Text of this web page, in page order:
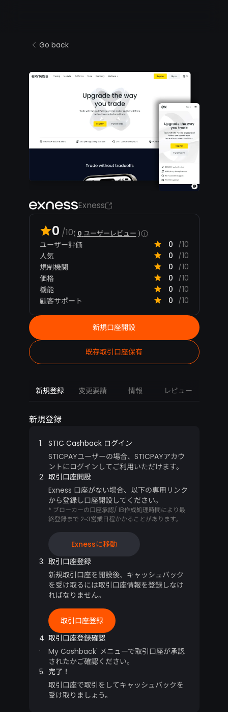
Go back
Exness
0 /10 0 ユーザーレビュー
ユーザー評価 0 / 10
人気
0 / 10
規制機関
0 / 10
価格
0 / 10
機能
0 / 10
顧客サポート
0 / 10
新規口座開設
既存取引口座保有
新規登録 変更要請 情報 レビュー
新規登録
1. STIC Cashback ログイン
STICPAYユーザーの場合、STICPAYアカウ
ントにログインしてご利用いただけます。
2. 取引口座開設
Exness 口座がない場合、以下の専用リンク
から登録し口座開設してください。
* ブローカーの口座承認/ IB作成処理時間により最
終登録まで 2~3営業日程かかることがあります。
Exnessに移動
3. 取引口座登録
新規取引口座を開設後、キャッシュバック
を受け取るには取引口座情報を登録しなけ
ればなりません。
取引口座登録
4
.
取引口座登録確認
My Cashback' メニューで取引口座が承認
されたかご確認ください。
5. 完了！
取引口座で取引をしてキャッシュバックを
受け取りましょう。